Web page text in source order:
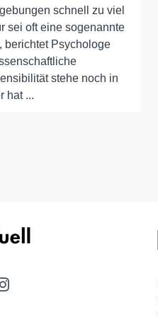
schnell zu viel
sei oft eine sogenannte
berichtet Psychologe
stehe noch in
hat ...